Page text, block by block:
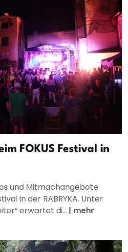
FOKUS Festival in
und Mitmachangebote
in der RABRYKA. Unter
erwartet di... | mehr